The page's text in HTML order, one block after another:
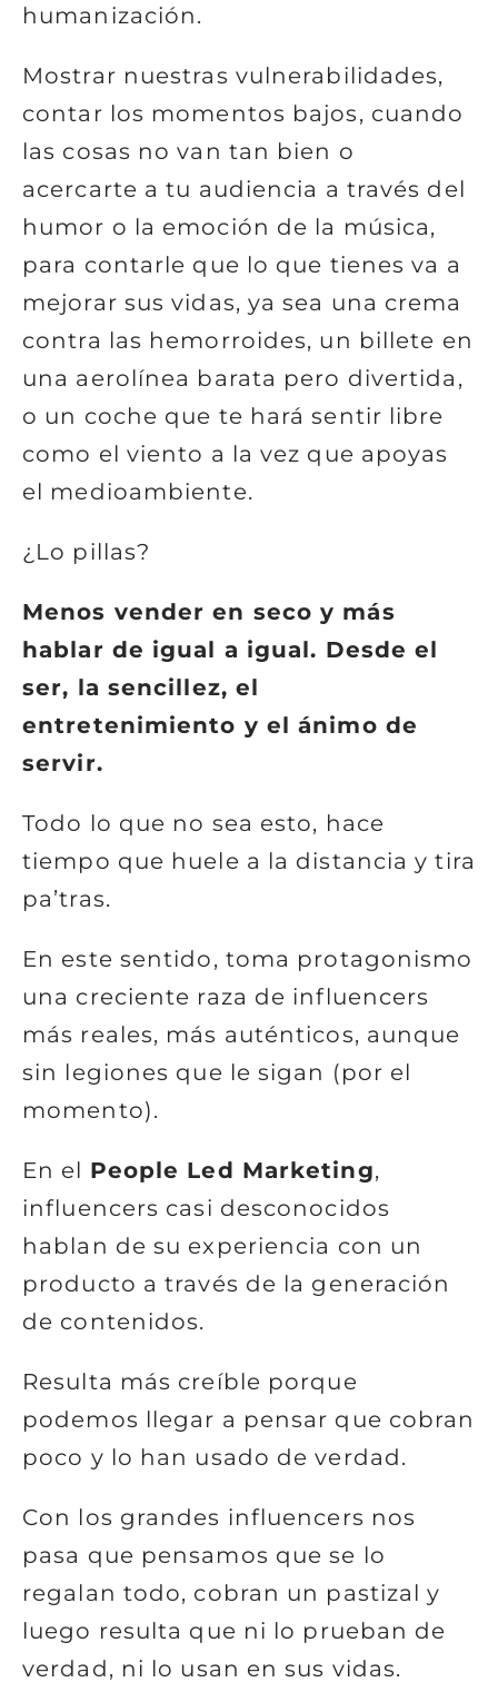
humanización.
Mostrar nuestras vulnerabilidades,
contar los momentos bajos, cuando
las cosas no van tan bien o
acercarte a tu audiencia a través del
humor o la emoción de la música,
para contarle que lo que tienes va a
mejorar sus vidas, ya sea una crema
contra las hemorroides, un billete en
una aerolínea barata pero divertida,
o un coche que te hará sentir libre
como el viento a la vez que apoyas
el medioambiente.
¿Lo pillas?
Menos vender en seco y más
hablar de igual a igual. Desde el
ser, la sencillez, el
entretenimiento y el ánimo de
servir.
Todo lo que no sea esto, hace
tiempo que huele a la distancia y tira
pa’tras.
En este sentido, toma protagonismo
una creciente raza de influencers
más reales, más auténticos, aunque
sin legiones que le sigan (por el
momento).
En el People Led Marketing,
influencers casi desconocidos
hablan de su experiencia con un
producto a través de la generación
de contenidos.
Resulta más creíble porque
podemos llegar a pensar que cobran
poco y lo han usado de verdad.
Con los grandes influencers nos
pasa que pensamos que se lo
regalan todo, cobran un pastizal y
luego resulta que ni lo prueban de
verdad, ni lo usan en sus vidas.